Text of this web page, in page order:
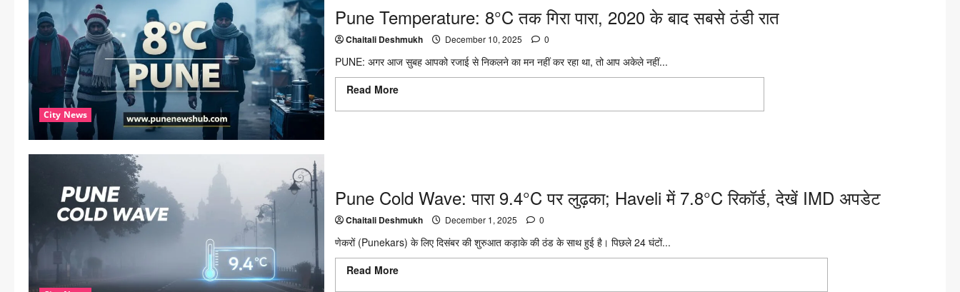
City News
Pune Temperature: 8°C तक गिरा पारा, 2020 के बाद सबसे ठंडी रात
Chaitali Deshmukh December 10, 2025 0
PUNE: अगर आज सुबह आपको रजाई से निकलने का मन नहीं कर रहा था, तो आप अकेले नहीं...
Read More
Pune Cold Wave: पारा 9.4°C पर लुढ़का; Haveli में 7.8°C रिकॉर्ड, देखें IMD अपडेट
Chaitali Deshmukh December 1, 2025 0
णेकरों (Punekars) के लिए दिसंबर की शुरुआत कड़ाके की ठंड के साथ हुई है। पिछले 24 घंटों...
Read More